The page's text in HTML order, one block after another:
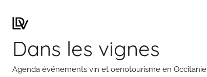
Dans les vignes
Agenda événements vin et oenotourisme en Occitanie